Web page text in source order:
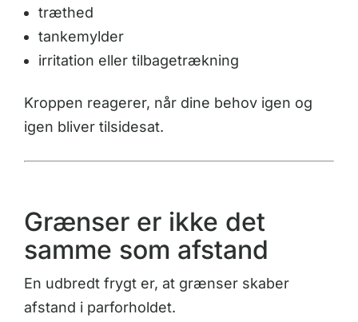
træthed
tankemylder
irritation eller tilbagetrækning
Kroppen reagerer, når dine behov igen og
igen bliver tilsidesat.
Grænser er ikke det
samme som afstand
En udbredt frygt er, at grænser skaber
afstand i parforholdet.